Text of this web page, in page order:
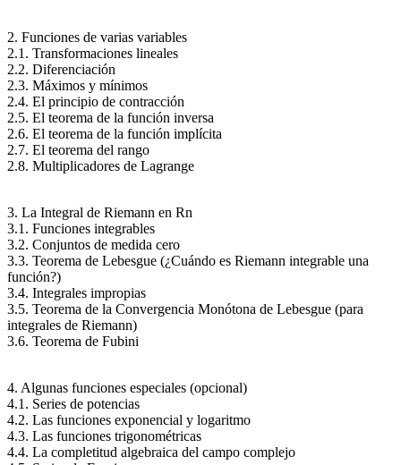
2. Funciones de varias variables
2.1. Transformaciones lineales
2.2. Diferenciación
2.3. Máximos y mínimos
2.4. El principio de contracción
2.5. El teorema de la función inversa
2.6. El teorema de la función implícita
2.7. El teorema del rango
2.8. Multiplicadores de Lagrange
3. La Integral de Riemann en Rn
3.1. Funciones integrables
3.2. Conjuntos de medida cero
3.3. Teorema de Lebesgue (¿Cuándo es Riemann integrable una
función?)
3.4. Integrales impropias
3.5. Teorema de la Convergencia Monótona de Lebesgue (para
integrales de Riemann)
3.6. Teorema de Fubini
4. Algunas funciones especiales (opcional)
4.1. Series de potencias
4.2. Las funciones exponencial y logaritmo
4.3. Las funciones trigonométricas
4.4. La completitud algebraica del campo complejo